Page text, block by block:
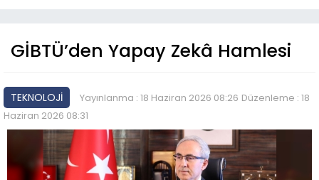
GİBTÜ’den Yapay Zekâ Hamlesi
TEKNOLOJİ Yayınlanma : 18 Haziran 2026 08:26 Düzenleme : 18
Haziran 2026 08:31